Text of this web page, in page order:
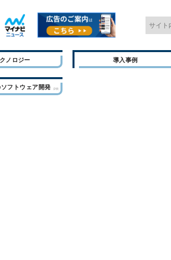
ノロジー 導入事例
フトウェア開発